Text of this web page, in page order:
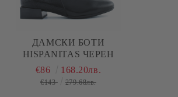
ДАМСКИ БОТИ
HISPANITAS ЧЕРЕН
€86 168.20лв.
€143 279.68лв.